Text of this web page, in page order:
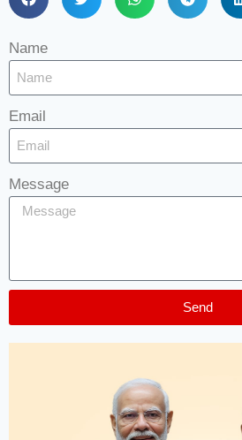
Name
Email
Message
Send